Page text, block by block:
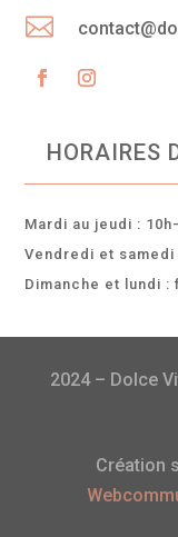

HORAIRES
Mardi au jeudi :
Vendredi et samedi
Dimanche et lundi :
2024 – Dolce
Création